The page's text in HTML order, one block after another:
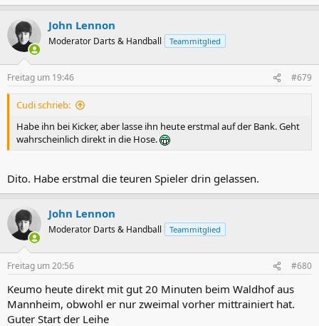
e
k
i
e
n
John Lennon
Moderator Darts & Handball Teammitglied
Freitag um 19:46 #679
Cudi schrieb:
Habe ihn bei Kicker, aber lasse ihn heute erstmal auf der Bank. Geht
wahrscheinlich direkt in die Hose.
Dito. Habe erstmal die teuren Spieler drin gelassen.
John Lennon
Moderator Darts & Handball Teammitglied
Freitag um 20:56 #680
Keumo heute direkt mit gut 20 Minuten beim Waldhof aus
Mannheim, obwohl er nur zweimal vorher mittrainiert hat.
Guter Start der Leihe